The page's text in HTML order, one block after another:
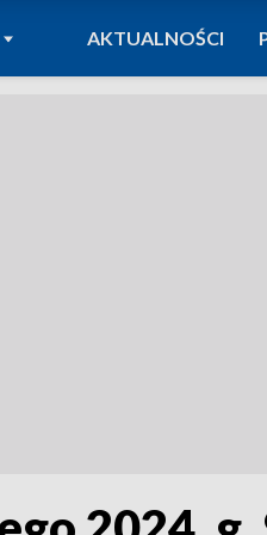
DO
AKTUALNOŚCI